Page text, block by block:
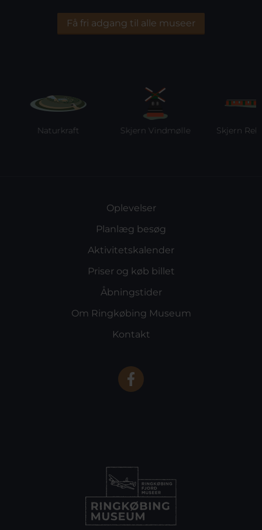
Få fri adgang til alle museer
Naturkraft Skjern Vindmølle Skjern
Oplevelser
Planlæg besøg
Aktivitetskalender
Priser og køb billet
Åbningstider
Om Ringkøbing Museum
Kontakt